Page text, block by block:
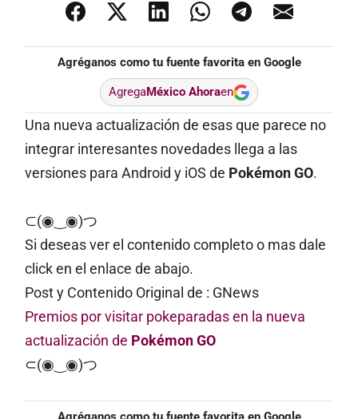
Agréganos como tu fuente favorita en Google
AgregaMéxico Ahoraen
Una nueva actualización de esas que parece no
integrar interesantes novedades llega a las
versiones para Android y iOS de Pokémon GO.
⊂(◉‿◉)つ
Si deseas ver el contenido completo o mas dale
click en el enlace de abajo.
Post y Contenido Original de : GNews
Premios por visitar pokeparadas en la nueva
actualización de Pokémon GO
⊂(◉‿◉)つ